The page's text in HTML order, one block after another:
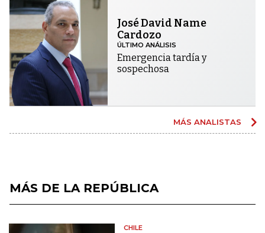
José David Name
Cardozo
ÚLTIMO ANÁLISIS
Emergencia tardía y
sospechosa
MÁS ANALISTAS
MÁS DE LA REPÚBLICA
CHILE